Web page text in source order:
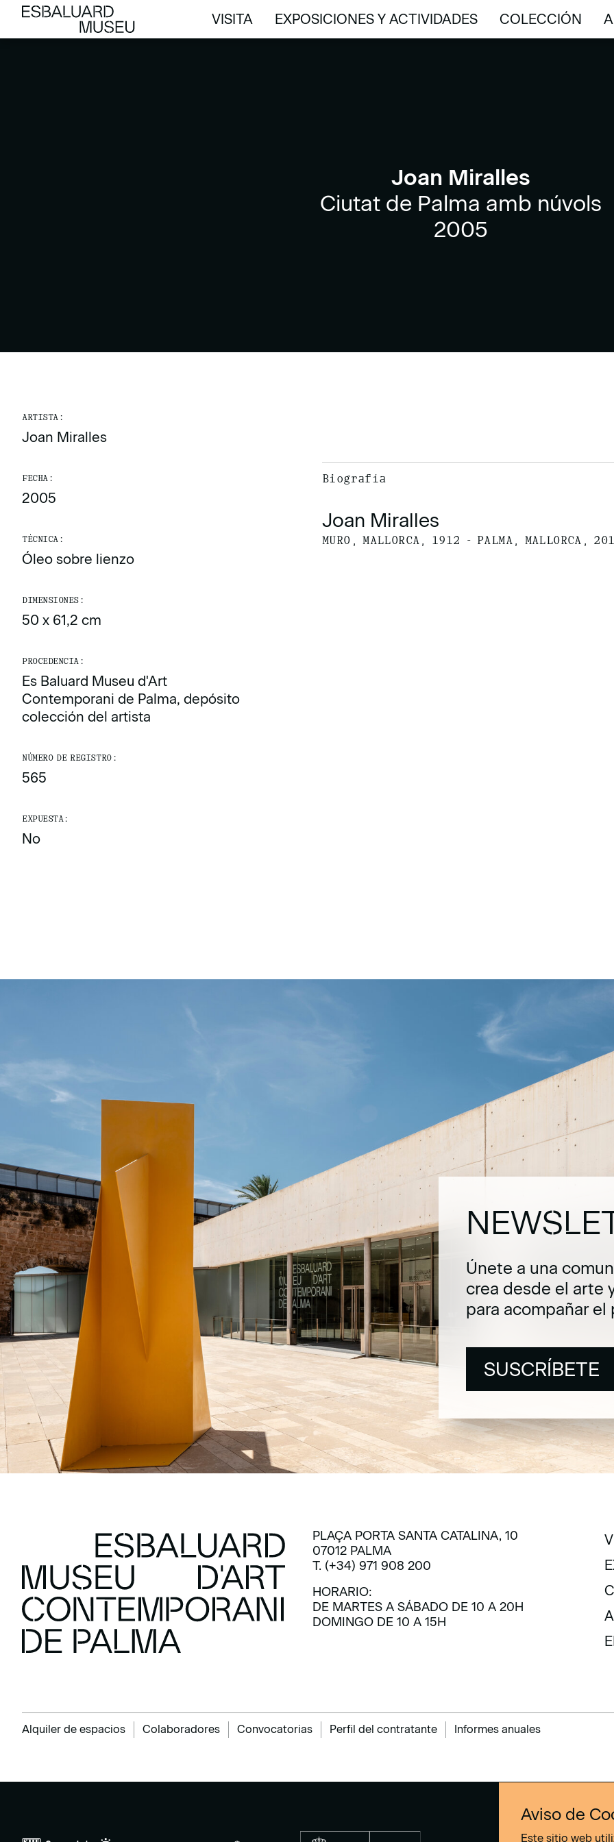
VISITA
VISITA
EXPOSICIONES Y ACTIVIDADES
EXPOSICIONES Y ACTIVIDADES
COLECCIÓN
COLECCIÓN
Joan Miralles
Ciutat de Palma amb núvols
2005
ARTISTA:
Joan Miralles
FECHA:
2005
TÉCNICA:
Óleo sobre lienzo
DIMENSIONES:
50 x 61,2 cm
PROCEDENCIA:
Es Baluard Museu d'Art
Contemporani de Palma, depósito
colección del artista
NÚMERO DE REGISTRO:
565
EXPUESTA:
No
Biografía
Joan Miralles
MURO, MALLORCA, 1912 - PALMA, MALLORCA,
Únete a una
crea desde el arte
para acompañar
SUSCRÍBETE
PLAÇA PORTA SANTA CATALINA, 10
07012 PALMA
T. (+34) 971 908 200
HORARIO:
DE MARTES A SÁBADO DE 10 A 20H
DOMINGO DE 10 A 15H
Alquiler de espacios Colaboradores Convocatorias Perfil del contratante Informes anuales
Aviso de
Este sitio web